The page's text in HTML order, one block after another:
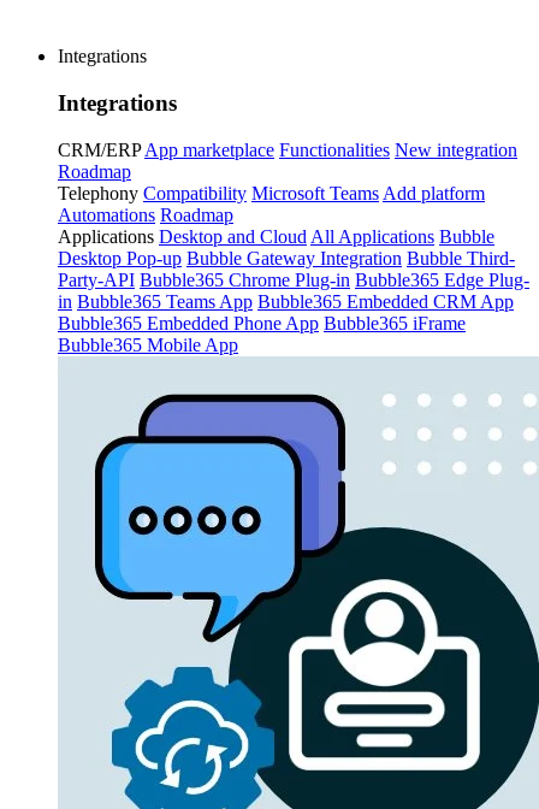
Integrations
Integrations
CRM/ERP App marketplace Functionalities New integration
Roadmap
Telephony Compatibility Microsoft Teams Add platform
Automations Roadmap
Applications Desktop and Cloud All Applications Bubble
Desktop Pop-up Bubble Gateway Integration Bubble Third-
Party-API Bubble365 Chrome Plug-in Bubble365 Edge Plug-
in Bubble365 Teams App Bubble365 Embedded CRM App
Bubble365 Embedded Phone App Bubble365 iFrame
Bubble365 Mobile App